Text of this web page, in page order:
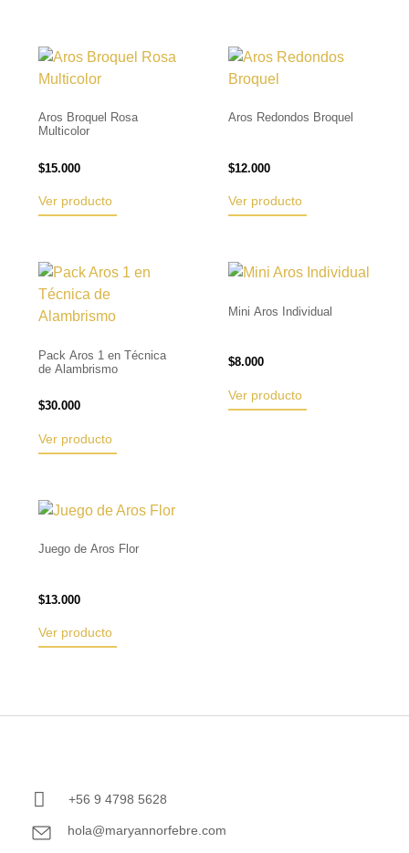
Aros Broquel Rosa
Multicolor
$15.000
Ver producto
Aros Redondos Broquel
$12.000
Ver producto
Pack Aros 1 en Técnica
de Alambrismo
$30.000
Ver producto
Mini Aros Individual
$8.000
Ver producto
Juego de Aros Flor
$13.000
Ver producto
+56 9 4798 5628
hola@maryannorfebre.com